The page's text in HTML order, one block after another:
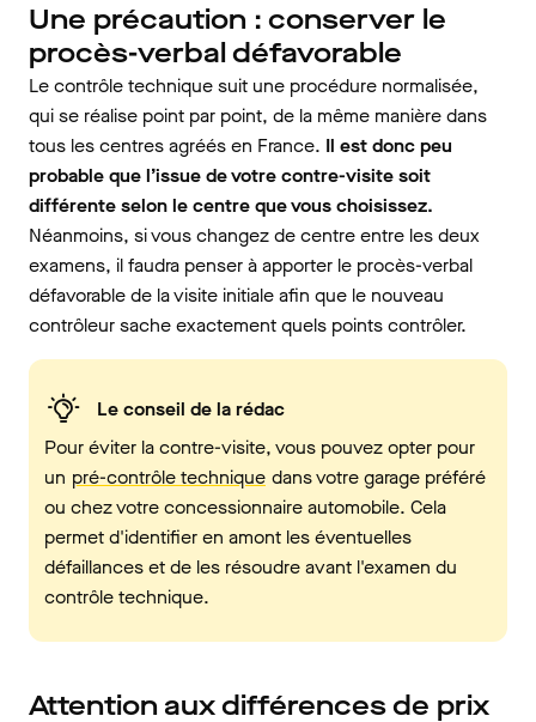
Une précaution : conserver le
procès-verbal défavorable
Le contrôle technique suit une procédure normalisée,
qui se réalise point par point, de la même manière dans
tous les centres agréés en France. Il est donc peu
probable que l’issue de votre contre-visite soit
différente selon le centre que vous choisissez.
Néanmoins, si vous changez de centre entre les deux
examens, il faudra penser à apporter le procès-verbal
défavorable de la visite initiale afin que le nouveau
contrôleur sache exactement quels points contrôler.
Le conseil de la rédac
Pour éviter la contre-visite, vous pouvez opter pour
un pré-contrôle technique dans votre garage préféré
ou chez votre concessionnaire automobile. Cela
permet d'identifier en amont les éventuelles
défaillances et de les résoudre avant l'examen du
contrôle technique.
Attention aux différences de prix